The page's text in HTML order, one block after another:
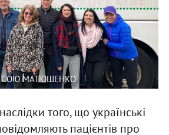
МАТЮШЕНКО
того, що українські
пацієнтів про